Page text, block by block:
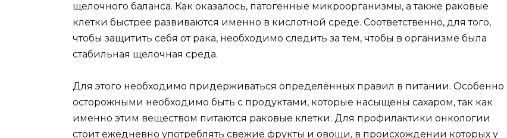
щелочного баланса. Как оказалось, патогенные микроорганизмы, а также раковые
клетки быстрее развиваются именно в кислотной среде. Соответственно, для того,
чтобы защитить себя от рака, необходимо следить за тем, чтобы в организме была
стабильная щелочная среда.
Для этого необходимо придерживаться определённых правил в питании. Особенно
осторожными необходимо быть с продуктами, которые насыщены сахаром, так как
именно этим веществом питаются раковые клетки. Для профилактики онкологии
стоит ежедневно употреблять свежие фрукты и овощи, в происхождении которых у